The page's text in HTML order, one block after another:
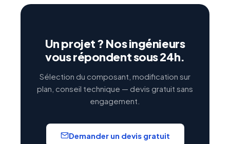
Un projet ? Nos ingénieurs
vous répondent sous 24h.
Sélection du composant, modification sur
plan, conseil technique — devis gratuit sans
engagement.
Demander un devis gratuit